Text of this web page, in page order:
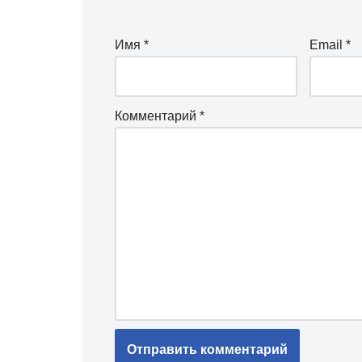
Имя * Email*
Комментарий *